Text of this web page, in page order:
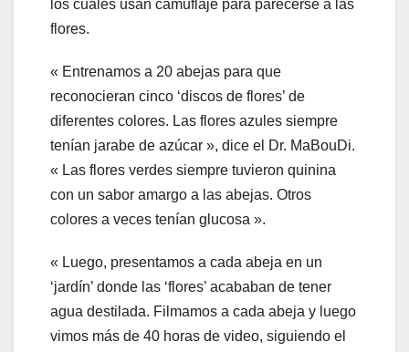
los cuales usan camuflaje para parecerse a las
flores.
« Entrenamos a 20 abejas para que
reconocieran cinco ‘discos de flores’ de
diferentes colores. Las flores azules siempre
tenían jarabe de azúcar », dice el Dr. MaBouDi.
« Las flores verdes siempre tuvieron quinina
con un sabor amargo a las abejas. Otros
colores a veces tenían glucosa ».
« Luego, presentamos a cada abeja en un
‘jardín’ donde las ‘flores’ acababan de tener
agua destilada. Filmamos a cada abeja y luego
vimos más de 40 horas de video, siguiendo el